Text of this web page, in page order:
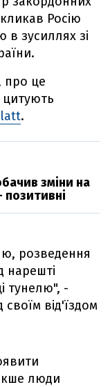
Росію
в зусиллях зі
про це
цитують
.
зміни на
позитивні
розведення
нарешті
тунелю", -
своїм від'їздом
люди